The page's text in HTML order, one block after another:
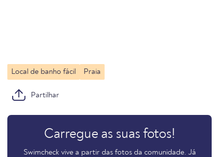
Local de banho fácil Praia
Partilhar
Carregue as suas fotos!
Swimcheck vive a partir das fotos da comunidade. Já